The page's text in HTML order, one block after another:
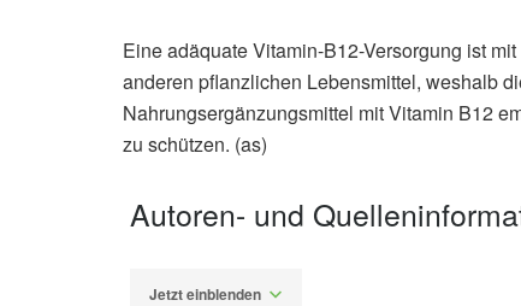
Eine adäquate Vitamin-B12-Versorgung ist
anderen pflanzlichen Lebensmittel, weshalb
Nahrungsergänzungsmittel mit Vitamin B12
zu schützen. (as)
Autoren- und
Jetzt einblenden